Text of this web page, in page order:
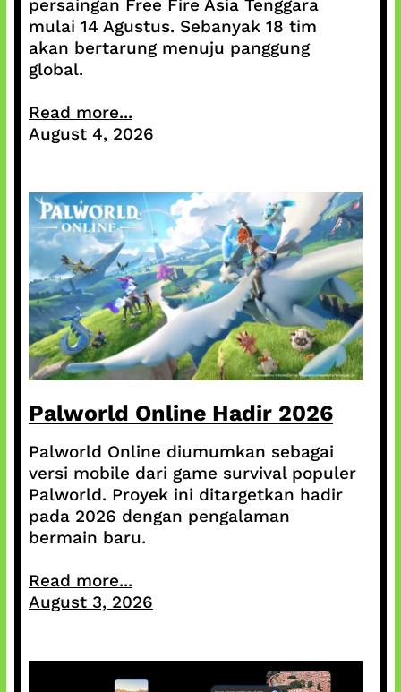
persaingan Free Fire Asia Tenggara
mulai 14 Agustus. Sebanyak 18 tim
akan bertarung menuju panggung
global.
Read more...
August 4, 2026
Palworld Online Hadir 2026
Palworld Online diumumkan sebagai
versi mobile dari game survival populer
Palworld. Proyek ini ditargetkan hadir
pada 2026 dengan pengalaman
bermain baru.
Read more...
August 3, 2026